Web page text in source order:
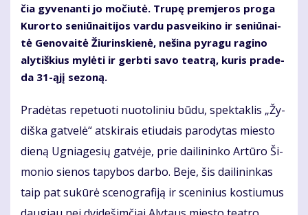
čia gy­ve­nan­ti jo mo­čiu­tė. Tru­pę prem­je­ros pro­ga
Ku­ror­to se­niū­nai­ti­jos var­du pa­svei­ki­no ir se­niū­nai­
tė Ge­no­vai­tė Žiu­rins­kie­nė, ne­ši­na py­ra­gu ra­gi­no
aly­tiš­kius my­lė­ti ir gerb­ti sa­vo te­at­rą, ku­ris pra­de­
da 31-ąjį se­zo­ną.
Pra­dė­tas re­pe­tuo­ti nuo­to­li­niu bū­du, spek­tak­lis „Žy­
diš­ka gat­ve­lė“ at­ski­rais etiu­dais pa­ro­dy­tas mies­to
die­ną Ug­nia­ge­sių gat­vė­je, prie dai­li­nin­ko Ar­tū­ro Ši­
mo­nio sie­nos ta­py­bos dar­bo. Be­je, šis dai­li­nin­kas
taip pat su­kū­rė sce­nog­ra­fi­ją ir sce­ni­nius kos­tiu­mus